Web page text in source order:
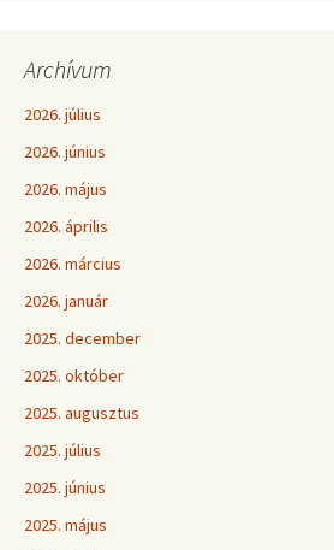
Archívum
2026. július
2026. június
2026. május
2026. április
2026. március
2026. január
2025. december
2025. október
2025. augusztus
2025. július
2025. június
2025. május